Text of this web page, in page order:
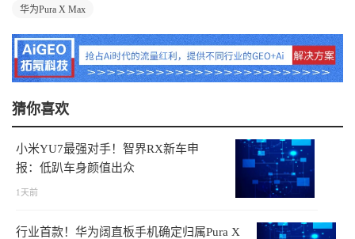
华为Pura X Max
猜你喜欢
小米YU7最强对手！智界RX新车申
报：低趴车身颜值出众
1天前
行业首款！华为阔直板手机确定归属Pura X